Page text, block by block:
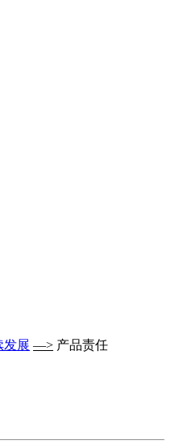
发展 —> 产品责任